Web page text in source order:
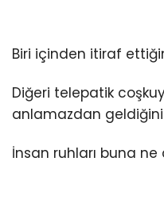
Biri içinden itiraf
Diğeri telepatik
anlamazdan
İnsan ruhları buna ne